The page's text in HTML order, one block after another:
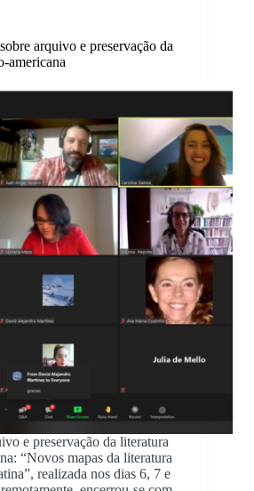
arquivo e preservação da
americana
e preservação da literatura
“Novos mapas da literatura
realizada nos dias 6, 7 e